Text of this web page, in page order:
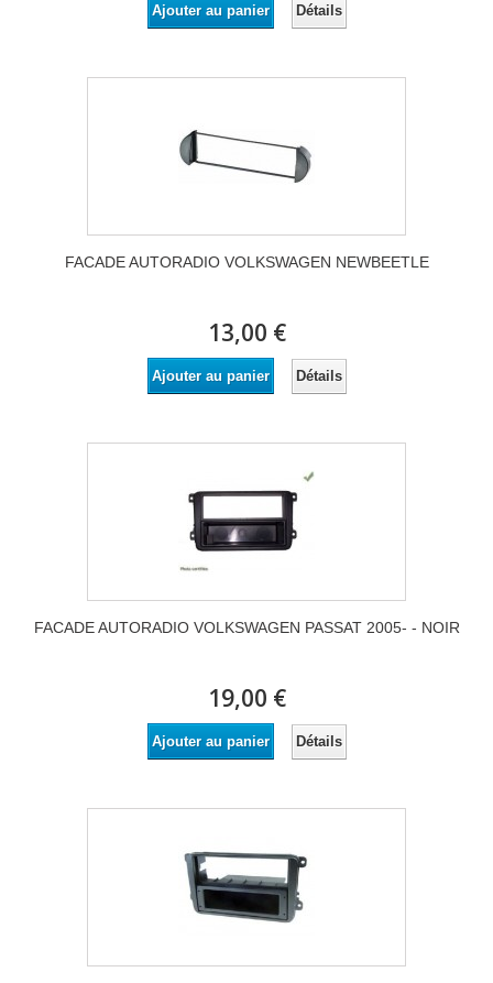
Ajouter au panier Détails
FACADE AUTORADIO VOLKSWAGEN NEWBEETLE
13,00 €
Ajouter au panier Détails
FACADE AUTORADIO VOLKSWAGEN PASSAT 2005- - NOIR
19,00 €
Ajouter au panier Détails